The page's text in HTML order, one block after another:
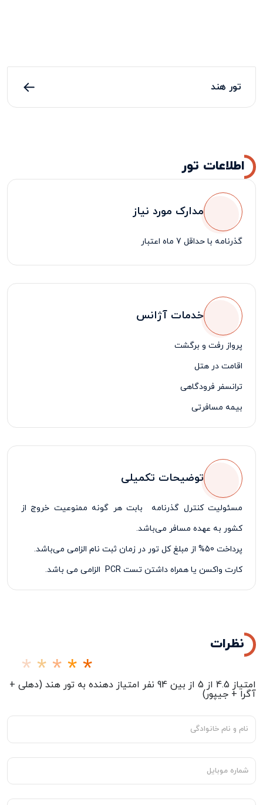
تور هند
اطلاعات تور
مدارک مورد نیاز
گذرنامه با حداقل 7 ماه اعتبار
خدمات آژانس
پرواز رفت و برگشت
اقامت در هتل
ترانسفر فرودگاهی
بیمه مسافرتی
لیدر مسافرتی فارسی زبان
توضیحات تکمیلی
مسئولیت کنترل گذرنامه بابت هر گونه ممنوعیت خروج از
کشور به عهده مسافر می‌باشد.
پرداخت 50% از مبلغ کل تور در زمان ثبت نام الزامی می‌باشد.
کارت واکسن یا همراه داشتن تست PCR الزامی می باشد.
نظرات
امتیاز 4.5 از 5 از بین 94 نفر امتیاز دهنده به تور هند (دهلی +
آگرا + جیپور)